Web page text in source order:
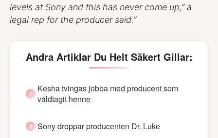
levels at Sony and this has never come up,” a
legal rep for the producer said.”
Andra Artiklar Du Helt Säkert Gillar:
Kesha tvingas jobba med producent som
våldtagit henne
Sony droppar producenten Dr. Luke